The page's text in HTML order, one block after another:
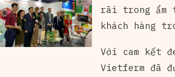
rãi trong ẩm
khách hàng
Với cam kết
Vietferm đã